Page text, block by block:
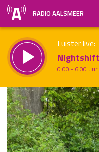
RADIO AALSMEER
Luister live:
Nightshift
0.00 - 6.00 uur
Vorig uur
Inklappen